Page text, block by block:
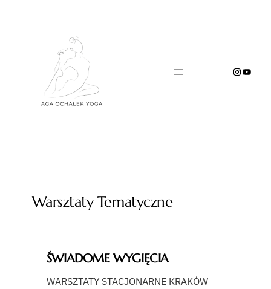
Warsztaty Tematyczne
ŚWIADOME WYGIĘCIA
WARSZTATY STACJONARNE KRAKÓW –